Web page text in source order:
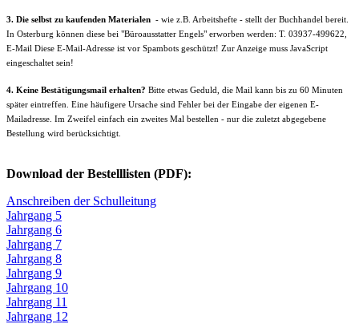
3. Die selbst zu kaufenden Materialen - wie z.B. Arbeitshefte - stellt der Buchhandel bereit.
In Osterburg können diese bei "Büroausstatter Engels" erworben werden: T. 03937-499622,
E-Mail Diese E-Mail-Adresse ist vor Spambots geschützt! Zur Anzeige muss JavaScript
eingeschaltet sein!
4. Keine Bestätigungsmail erhalten? Bitte etwas Geduld, die Mail kann bis zu 60 Minuten
später eintreffen. Eine häufigere Ursache sind Fehler bei der Eingabe der eigenen E-
Mailadresse. Im Zweifel einfach ein zweites Mal bestellen - nur die zuletzt abgegebene
Bestellung wird berücksichtigt.
Download der Bestelllisten (PDF):
Anschreiben der Schulleitung
Jahrgang 5
Jahrgang 6
Jahrgang 7
Jahrgang 8
Jahrgang 9
Jahrgang 10
Jahrgang 11
Jahrgang 12